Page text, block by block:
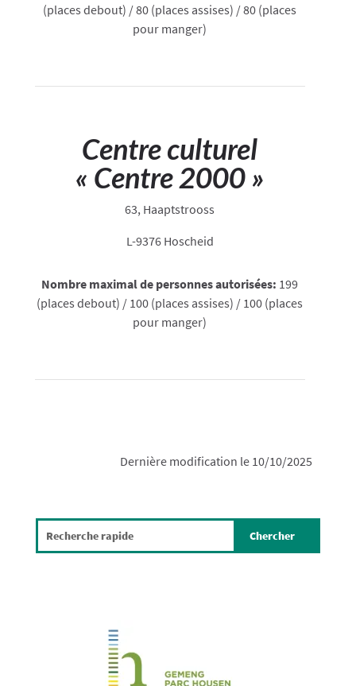
(places debout) / 80 (places assises) / 80 (places
pour manger)
Centre culturel
« Centre 2000 »
63, Haaptstrooss
L-9376 Hoscheid
Nombre maximal de personnes autorisées: 199
(places debout) / 100 (places assises) / 100 (places
pour manger)
Dernière modification le 10/10/2025